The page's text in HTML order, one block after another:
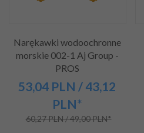
Narękawki wodoochronne
morskie 002-1 Aj Group -
PROS
53,04 PLN / 43,12
PLN*
60,27 PLN / 49,00 PLN*